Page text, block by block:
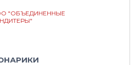
"ОБЪЕДИНЕННЫЕ